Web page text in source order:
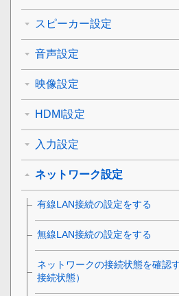
スピーカー設定
音声設定
映像設定
HDMI設定
入力設定
ネットワーク設定
有線LAN接続の設定をする
無線LAN接続の設定をする
ネットワークの接続状態を確認
接続状態）